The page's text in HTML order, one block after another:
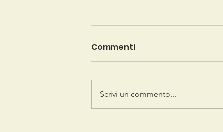
UN GRAZIE SPECIALE
Commenti
Scrivi un commento...